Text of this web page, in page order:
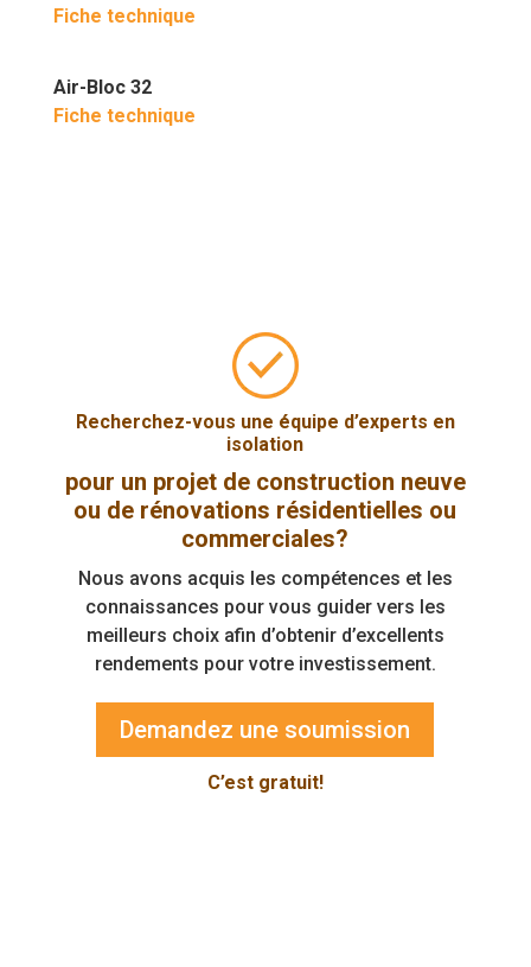
Fiche technique
Air-Bloc 32
Fiche technique
Recherchez-vous une équipe d’experts en
isolation
pour un projet de construction neuve
ou de rénovations résidentielles ou
commerciales?
Nous avons acquis les compétences et les
connaissances pour vous guider vers les
meilleurs choix afin d’obtenir d’excellents
rendements pour votre investissement.
Demandez une soumission
C’est gratuit!